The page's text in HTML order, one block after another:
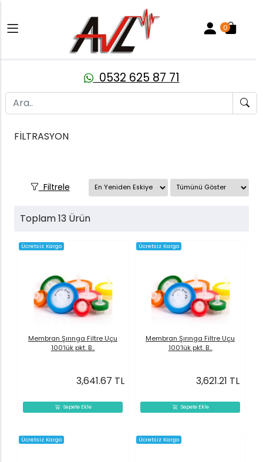
0
0532 625 87 71
FİLTRASYON
Filtrele
Toplam 13 Ürün
Ücretsiz Kargo
Sepete Ekle
Membran Şırınga Filtre Uçu
100’lük pkt. B...
3,641.67 TL
Ücretsiz Kargo
Sepete Ekle
Membran Şırınga Filtre Uçu
100’lük pkt. B...
3,621.21 TL
Ücretsiz Kargo Ücretsiz Kargo